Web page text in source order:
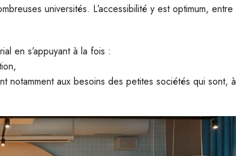
universités. L’accessibilité y est optimum, entre
en s’appuyant à la fois :
notamment aux besoins des petites sociétés qui sont, à